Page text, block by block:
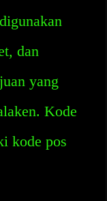
dan
yang
Kode
kode pos